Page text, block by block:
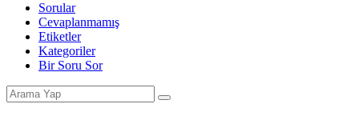
Sorular
Cevaplanmamış
Etiketler
Kategoriler
Bir Soru Sor